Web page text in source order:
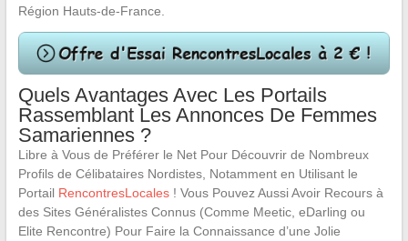
Région Hauts-de-France.
Quels Avantages Avec Les Portails
Rassemblant Les Annonces De Femmes
Samariennes ?
Libre à Vous de Préférer le Net Pour Découvrir de Nombreux
Profils de Célibataires Nordistes, Notamment en Utilisant le
Portail RencontresLocales! Vous Pouvez Aussi Avoir Recours à
des Sites Généralistes Connus (Comme Meetic, eDarling ou
Elite Rencontre) Pour Faire la Connaissance d’une Jolie